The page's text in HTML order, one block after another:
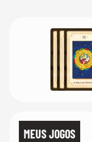
MEUS JOGOS